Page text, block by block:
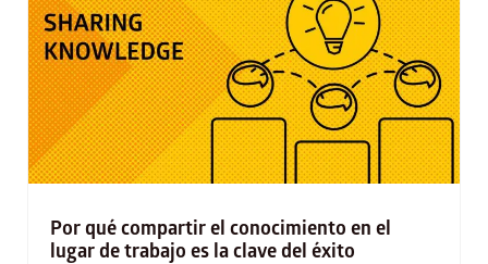
Por qué compartir el conocimiento en el
lugar de trabajo es la clave del éxito